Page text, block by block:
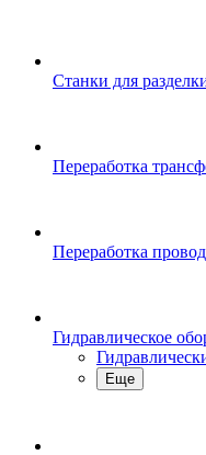
Станки для
Переработка
Переработка
Гидравлическое
Еще